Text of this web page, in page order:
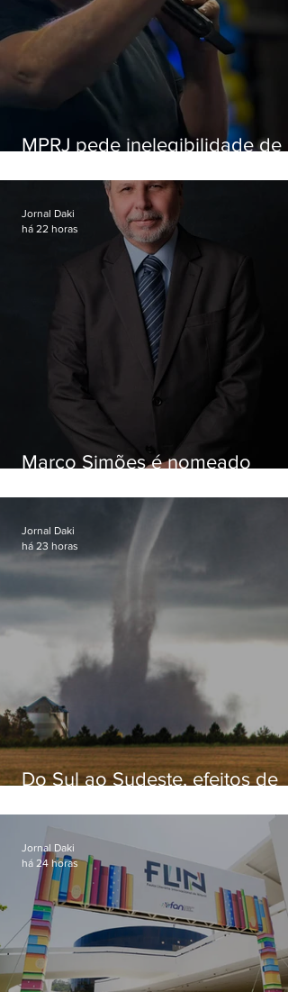
MPRJ pede inelegibilidade de
Marco Simões é nomeado
Jornal Daki
há 22 horas
Do Sul ao Sudeste, efeitos de
apreensão na população
Jornal Daki
há 23 horas
Jornal Daki
há 24 horas